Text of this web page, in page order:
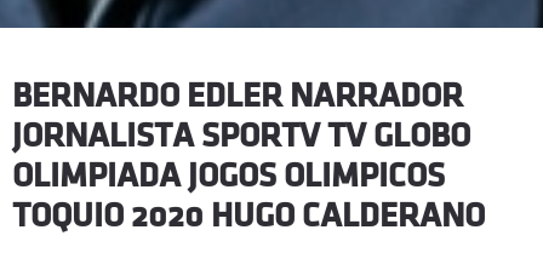
BERNARDO EDLER NARRADOR
JORNALISTA SPORTV TV GLOBO
OLIMPIADA JOGOS OLIMPICOS
TOQUIO 2020 HUGO CALDERANO